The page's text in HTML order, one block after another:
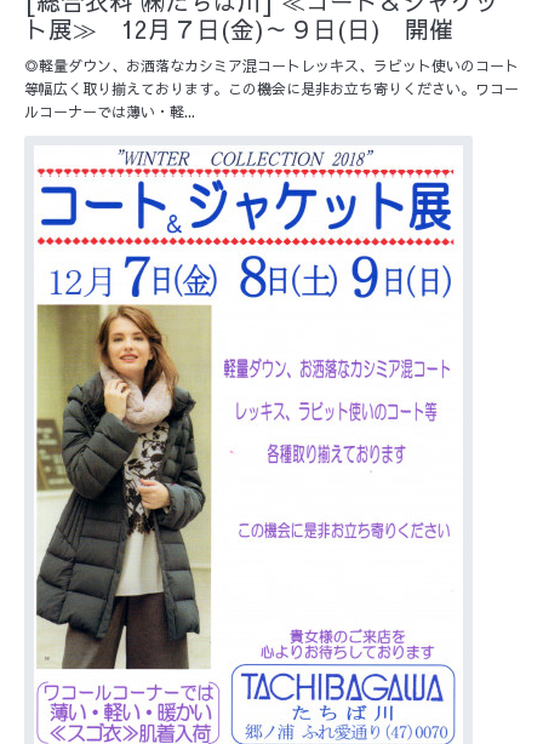
ト展≫ 12月７日(金)～９日(日) 開催
◎軽量ダウン、お洒落なカシミア混コートレッキス、ラビット使いのコート
等幅広く取り揃えております。この機会に是非お立ち寄りください。ワコー
ルコーナーでは薄い・軽...